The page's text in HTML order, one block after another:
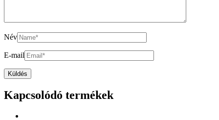
Név
E-mail
Kapcsolódó termékek